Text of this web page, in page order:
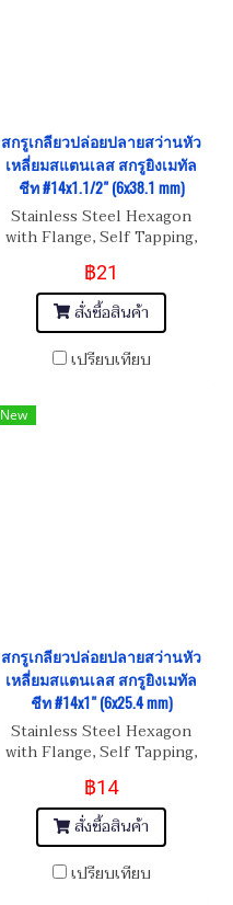
สกรูเกลียวปล่อยปลายสว่านหัว
เหลี่ยมสแตนเลส สกรูยิงเมทัล
ชีท #14x1.1/2" (6x38.1 mm)
Stainless Steel Hexagon
with Flange, Self Tapping,
Metal Sheet Screw
#14x1.1/2" (6x38.1mm)
฿21
สั่งซื้อสินค้า
เปรียบเทียบ
New
สกรูเกลียวปล่อยปลายสว่านหัว
เหลี่ยมสแตนเลส สกรูยิงเมทัล
ชีท #14x1" (6x25.4 mm)
Stainless Steel Hexagon
with Flange, Self Tapping,
(6x25.4 mm)
฿14
สั่งซื้อสินค้า
เปรียบเทียบ